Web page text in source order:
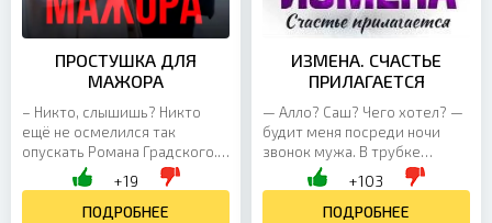
ПРОСТУШКА ДЛЯ
МАЖОРА
– Никто, слышишь? Никто
ещё не осмелился так
опускать Романа Градского. А
какая-то провинциалка… –
тип цепко скользит взглядом
по моему образу и...
+19
ПОДРОБНЕЕ
ИЗМЕНА. СЧАСТЬЕ
ПРИЛАГАЕТСЯ
— Алло? Саш? Чего хотел? —
будит меня посреди ночи
звонок мужа. В трубке
молчание, но на заднем фоне
слышу какие-то звуки. —
Саш? Ты чего звонишь? —...
+103
ПОДРОБНЕЕ